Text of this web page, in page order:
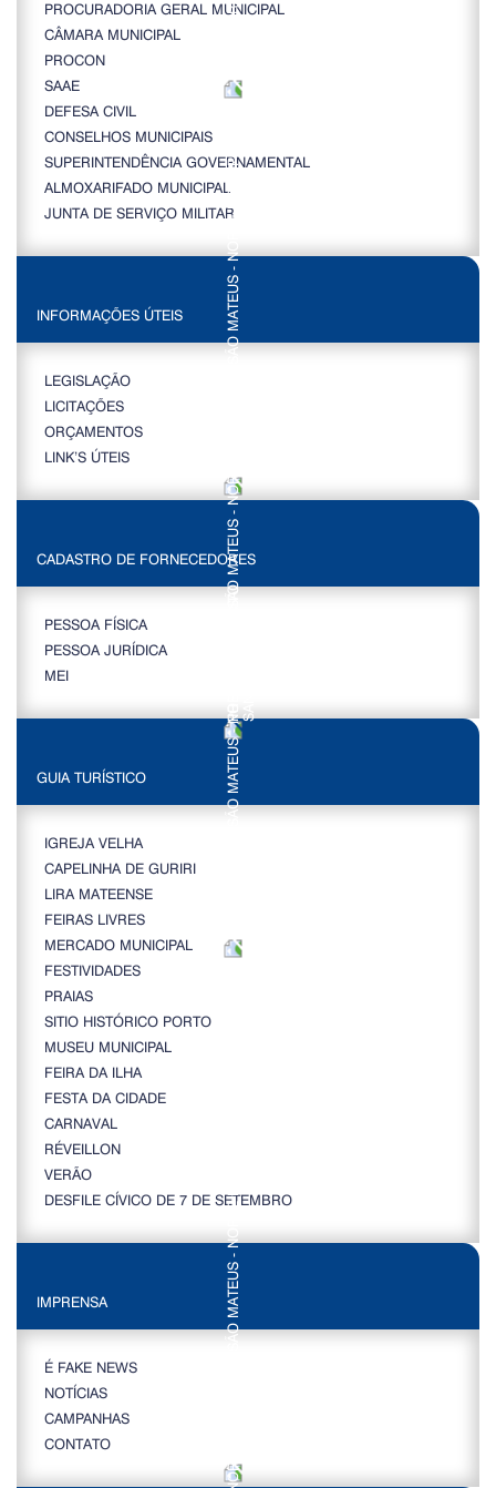
PROCURADORIA GERAL MUNICIPAL
CÂMARA MUNICIPAL
PROCON
SAAE
DEFESA CIVIL
CONSELHOS MUNICIPAIS
SUPERINTENDÊNCIA GOVERNAMENTAL
ALMOXARIFADO MUNICIPAL
JUNTA DE SERVIÇO MILITAR
INFORMAÇÕES ÚTEIS
LEGISLAÇÃO
LICITAÇÕES
ORÇAMENTOS
LINK’S ÚTEIS
CADASTRO DE FORNECEDORES
PESSOA FÍSICA
PESSOA JURÍDICA
MEI
GUIA TURÍSTICO
IGREJA VELHA
CAPELINHA DE GURIRI
LIRA MATEENSE
FEIRAS LIVRES
MERCADO MUNICIPAL
FESTIVIDADES
PRAIAS
SITIO HISTÓRICO PORTO
MUSEU MUNICIPAL
FEIRA DA ILHA
FESTA DA CIDADE
CARNAVAL
RÉVEILLON
VERÃO
DESFILE CÍVICO DE 7 DE SETEMBRO
IMPRENSA
É FAKE NEWS
NOTÍCIAS
CAMPANHAS
CONTATO